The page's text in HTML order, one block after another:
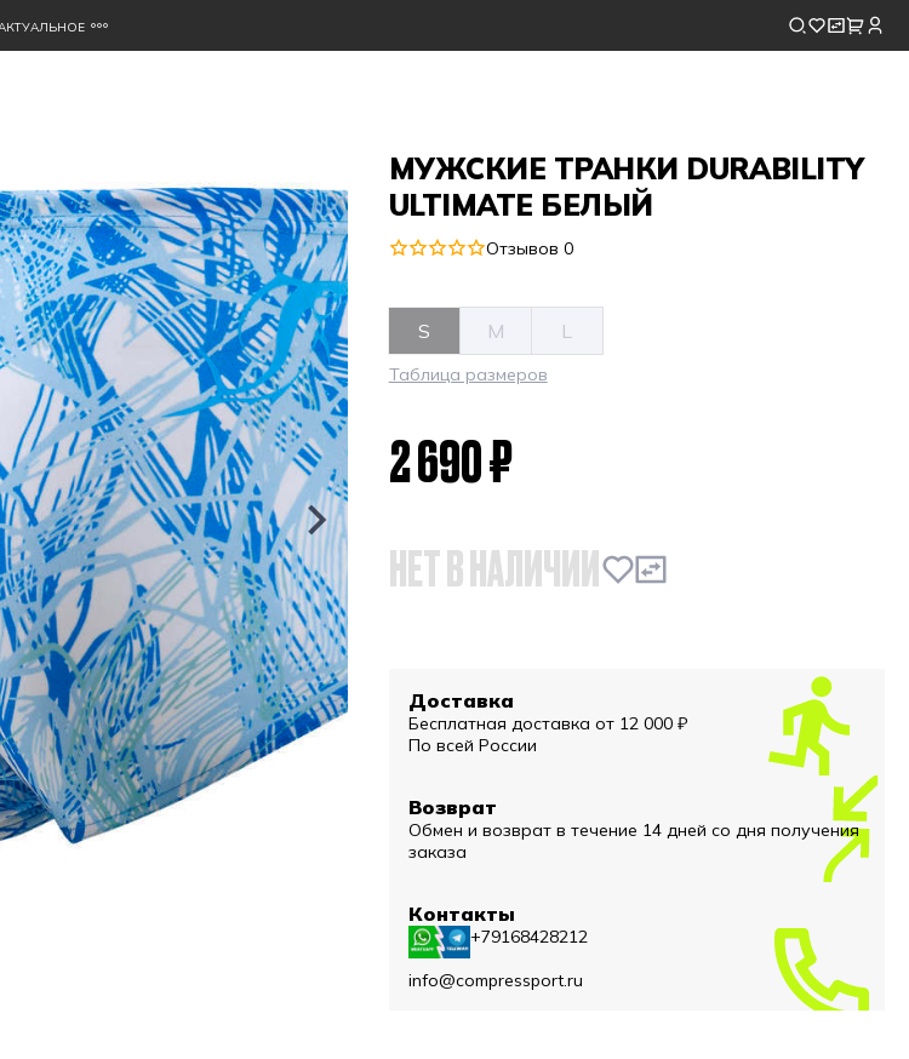
Отзывов 0
МУЖСКИЕ ТРАНКИ DURABILITY
ULTIMATE БЕЛЫЙ
2 690 ₽
Таблица размеров
НЕТ В НАЛИЧИИ
S M L
Доставка
Бесплатная доставка от 12 000 ₽
По всей России
Возврат
Обмен и возврат в течение 14 дней со дня получения
заказа
Контакты
+79168428212
info@compressport.ru